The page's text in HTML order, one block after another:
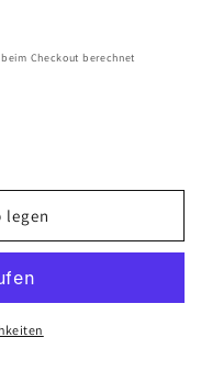
Checkout berechnet
legen